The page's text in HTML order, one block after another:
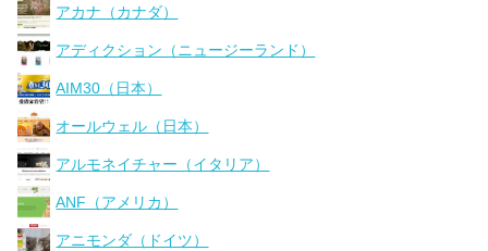
アカナ（カナダ）
アディクション（ニュージーランド）
AIM30（日本）
オールウェル（日本）
アルモネイチャー（イタリア）
ANF（アメリカ）
アニモンダ（ドイツ）